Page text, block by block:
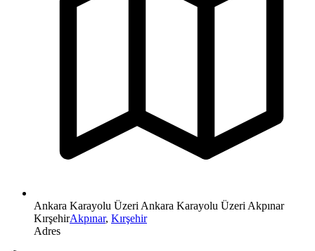
Ankara Karayolu Üzeri Ankara Karayolu Üzeri Akpınar
KırşehirAkpınar, Kırşehir
Adres